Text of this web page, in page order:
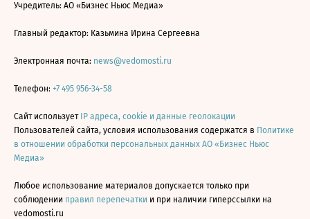
Учредитель: АО «Бизнес Ньюс Медиа»
Главный редактор: Казьмина Ирина Сергеевна
Электронная почта: news@vedomosti.ru
Телефон: +7 495 956-34-58
Сайт использует IP адреса, cookie и данные геолокации
Пользователей сайта, условия использования содержатся в Политике
в отношении обработки персональных данных АО «Бизнес Ньюс
Медиа»
Любое использование материалов допускается только при
соблюдении правил перепечатки и при наличии гиперссылки на
vedomosti.ru